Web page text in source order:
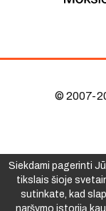
© 2007-
Siekdami pagerinti
tikslais šioje
sutinkate, kad
naršymo istoriją